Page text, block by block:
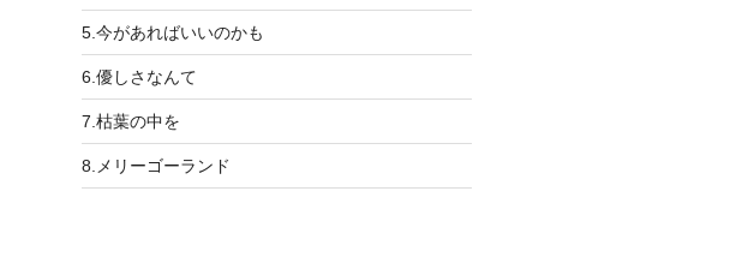
5.今があればいいのかも
6.優しさなんて
7.枯葉の中を
8.メリーゴーランド